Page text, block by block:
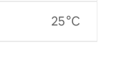
25 °C